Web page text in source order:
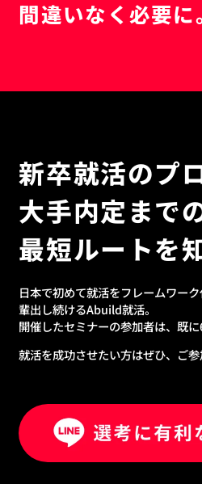
間違いなく必要に。
新卒就活のプ
大手内定まで
最短ルートを
日本で初めて就活をフレームワー
輩出し続けるAbuild就活。
開催したセミナーの参加者は、既に
就活を成功させたい方はぜひ、ご参